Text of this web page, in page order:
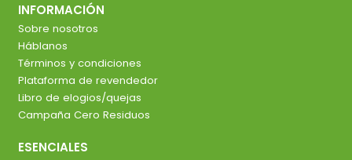
INFORMACIÓN
Sobre nosotros
Háblanos
Términos y condiciones
Plataforma de revendedor
Libro de elogios/quejas
Campaña Cero Residuos
ESENCIALES